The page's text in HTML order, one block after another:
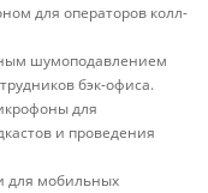
для операторов колл-
шумоподавлением
бэк-офиса.
для
и проведения
для мобильных